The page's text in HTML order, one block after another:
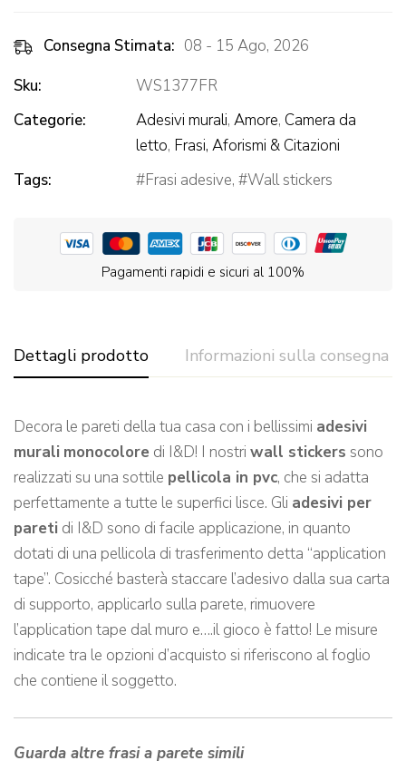
Consegna Stimata: 08 - 15 Ago, 2026
Sku:
WS1377FR
Categorie:
Adesivi murali, Amore, Camera da
letto, Frasi, Aforismi & Citazioni
Tags:
Frasi adesive, Wall stickers
Pagamenti rapidi e sicuri al 100%
Dettagli prodotto Informazioni sulla consegna
Decora le pareti della tua casa con i bellissimi adesivi
murali monocolore di I&D! I nostri wall stickers sono
realizzati su una sottile pellicola in pvc, che si adatta
perfettamente a tutte le superfici lisce. Gli adesivi per
pareti di I&D sono di facile applicazione, in quanto
dotati di una pellicola di trasferimento detta “application
tape”. Cosicché basterà staccare l’adesivo dalla sua carta
di supporto, applicarlo sulla parete, rimuovere
l’application tape dal muro e….il gioco è fatto! Le misure
indicate tra le opzioni d’acquisto si riferiscono al foglio
che contiene il soggetto.
Guarda altre frasi a parete simili